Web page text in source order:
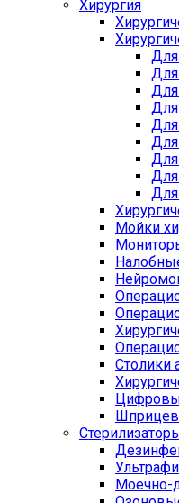
Хирургия
Для
Для
Для
Для
Для
Для
Для
Мойки
Столики
Моечно-